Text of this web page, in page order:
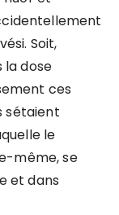
Soit,
dose
ces
le
même, se
et dans